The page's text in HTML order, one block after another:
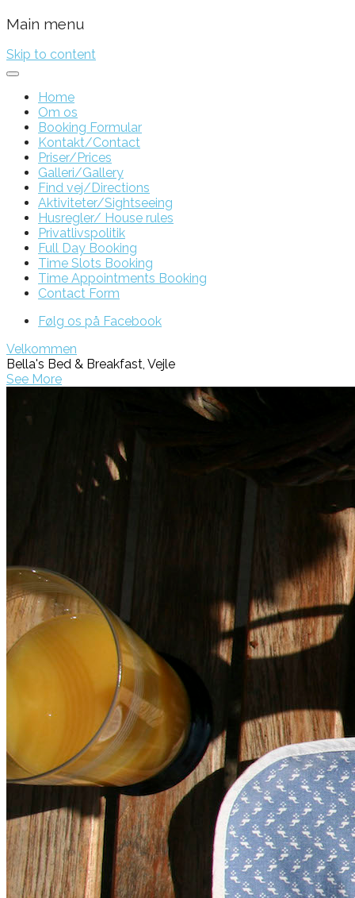
Main menu
Skip to content
Home
Om os
Booking Formular
Kontakt/Contact
Priser/Prices
Galleri/Gallery
Find vej/Directions
Aktiviteter/Sightseeing
Husregler/ House rules
Privatlivspolitik
Full Day Booking
Time Slots Booking
Time Appointments Booking
Contact Form
Følg os på Facebook
Velkommen
Bella's Bed & Breakfast, Vejle
See More